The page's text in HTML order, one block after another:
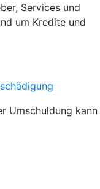
Services und
um Kredite und
Umschuldung kann